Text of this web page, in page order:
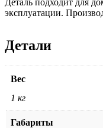
Деталь подходит для
эксплуатации.
Детали
Вес
1 кг
Габариты